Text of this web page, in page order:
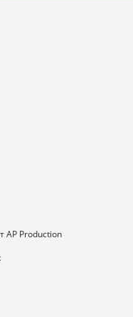
AP Production